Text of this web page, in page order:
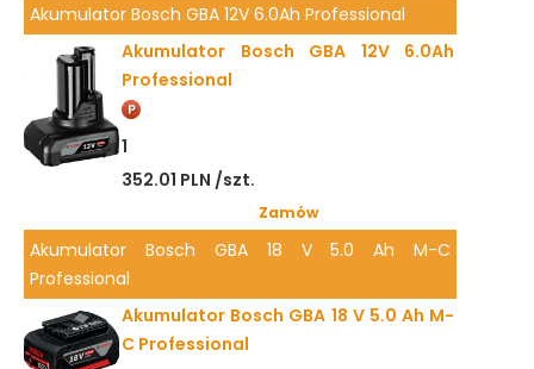
Akumulator Bosch GBA 12V 6.0Ah Professional
Akumulator Bosch GBA 12V 6.0Ah
Professional
1
352.01 PLN /szt.
Zamów
Akumulator Bosch GBA 18 V 5.0 Ah M-C
Professional
Akumulator Bosch GBA 18 V 5.0 Ah M-
C Professional